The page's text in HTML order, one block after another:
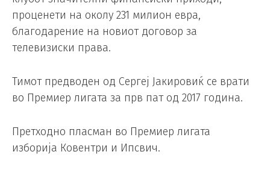
проценети на околу 231 милион евра,
благодарение на новиот договор за
телевизиски права.
Тимот предводен од Сергеј Јакировиќ се врати
во Премиер лигата за прв пат од 2017 година.
Претходно пласман во Премиер лигата
изборија Ковентри и Ипсвич.